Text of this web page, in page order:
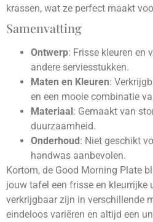
krassen, wat ze perfect maakt
Samenvatting
Ontwerp: Frisse kleuren en
andere serviesstukken.
Maten en Kleuren:
en een mooie combinatie
Materiaal: Gemaakt van
duurzaamheid.
Onderhoud: Niet geschikt
handwas aanbevolen.
Kortom, de Good Morning Plate
jouw tafel een frisse en kleurrijke
verkrijgbaar zijn in verschillende
eindeloos variëren en altijd een